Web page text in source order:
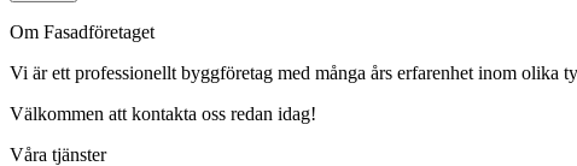
Om Fasadföretaget
Vi är ett professionellt byggföretag med många års erfarenhet inom olika
Välkommen att kontakta oss redan idag!
Våra tjänster